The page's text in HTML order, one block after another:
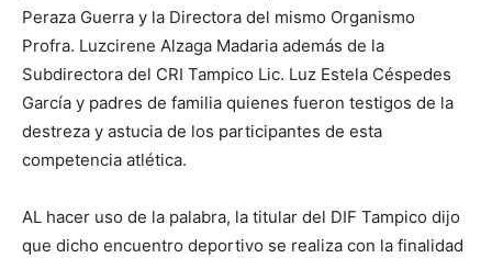
Peraza Guerra y la Directora del mismo Organismo
Profra. Luzcirene Alzaga Madaria además de la
Subdirectora del CRI Tampico Lic. Luz Estela Céspedes
García y padres de familia quienes fueron testigos de la
destreza y astucia de los participantes de esta
competencia atlética.
AL hacer uso de la palabra, la titular del DIF Tampico dijo
que dicho encuentro deportivo se realiza con la finalidad